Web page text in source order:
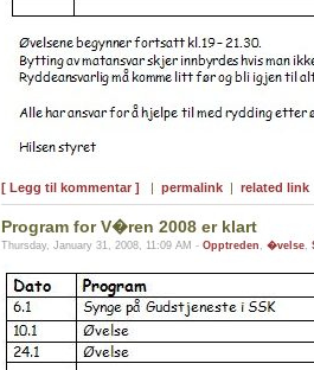
[ Legg til kommentar ] | permalink | related link
Program for V�ren 2008 er klart
Thursday, January 31, 2008, 11:09 AM - Opptreden , �velse,